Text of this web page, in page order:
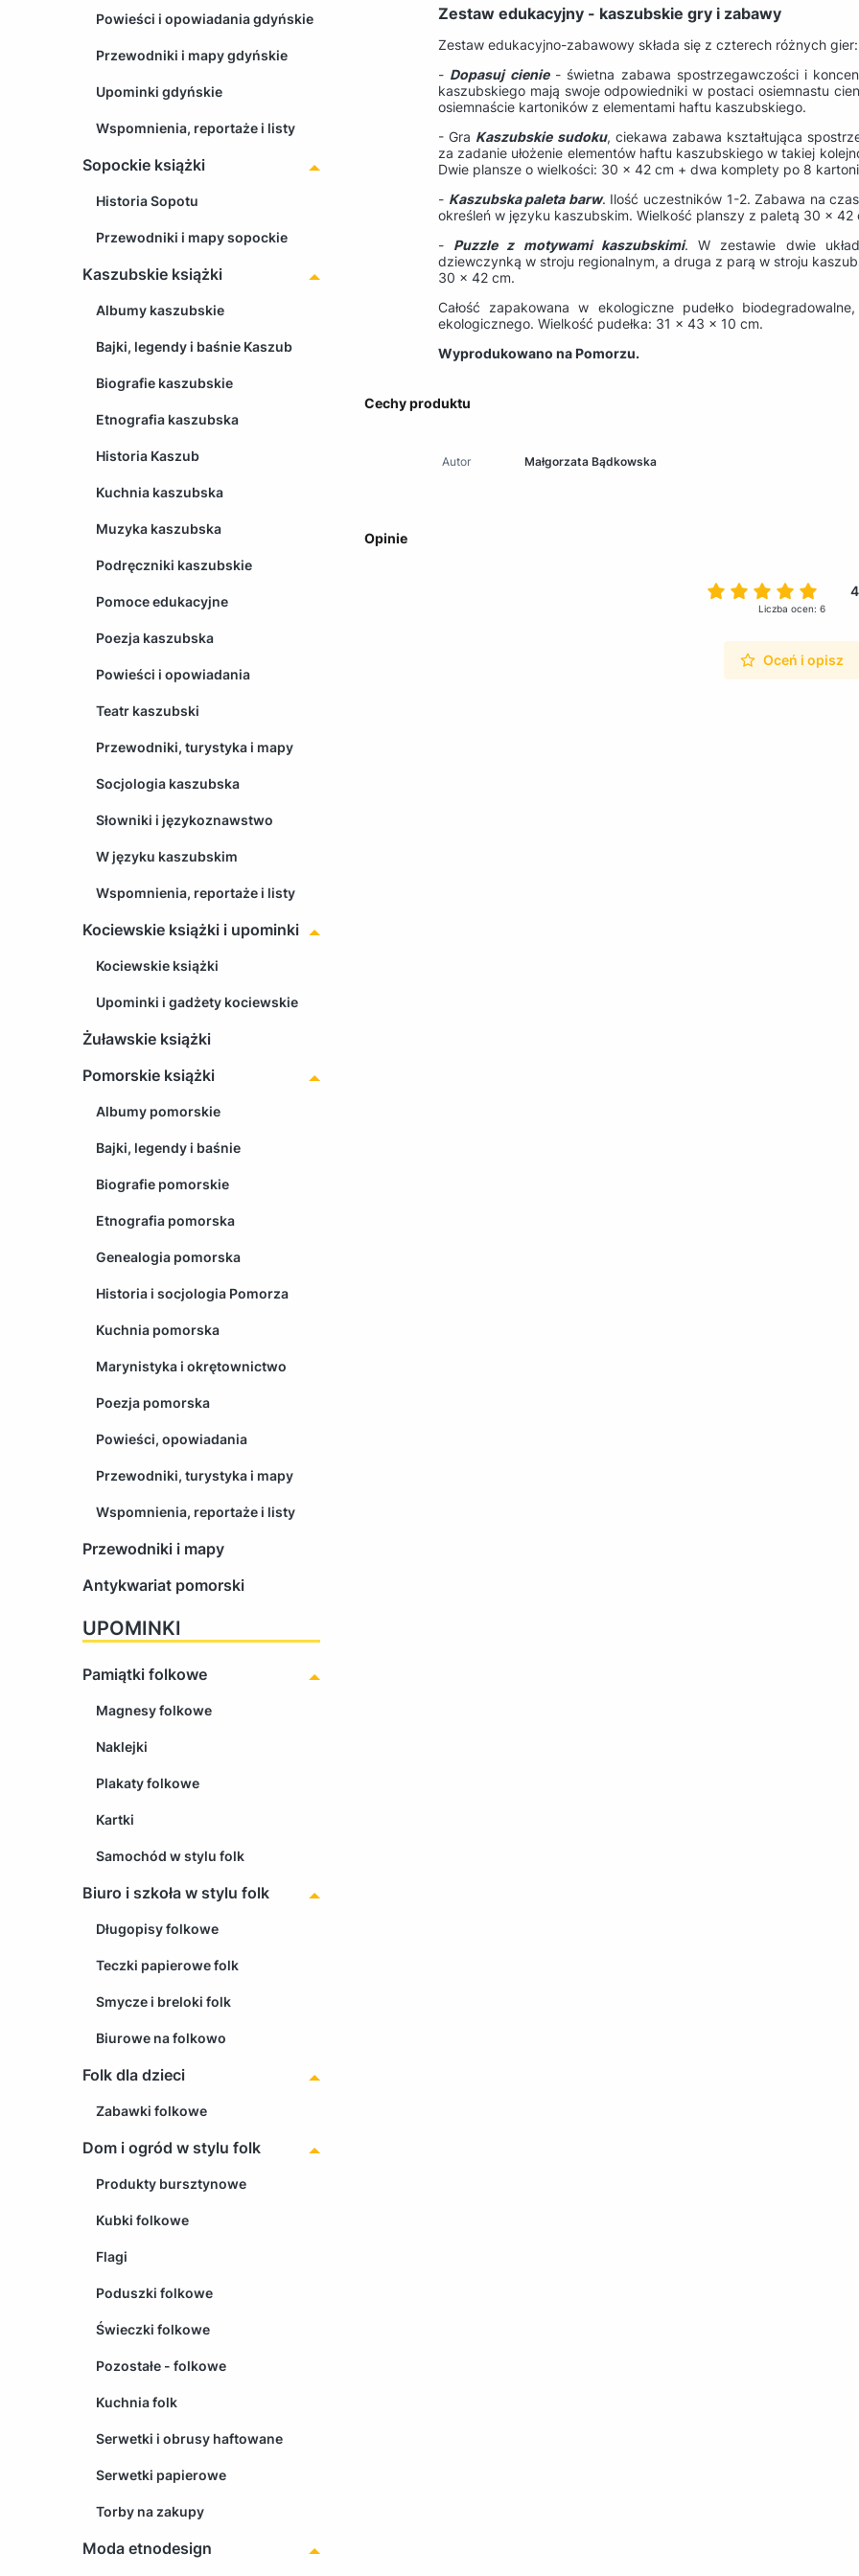
Powieści i opowiadania gdyńskie
Przewodniki i mapy gdyńskie
Upominki gdyńskie
Wspomnienia, reportaże i listy
Sopockie książki
Historia Sopotu
Przewodniki i mapy sopockie
Kaszubskie książki
Albumy kaszubskie
Bajki, legendy i baśnie Kaszub
Biografie kaszubskie
Etnografia kaszubska
Historia Kaszub
Kuchnia kaszubska
Muzyka kaszubska
Podręczniki kaszubskie
Pomoce edukacyjne
Poezja kaszubska
Powieści i opowiadania
Teatr kaszubski
Przewodniki, turystyka i mapy
Socjologia kaszubska
Słowniki i językoznawstwo
W języku kaszubskim
Wspomnienia, reportaże i listy
Kociewskie książki i upominki
Kociewskie książki
Upominki i gadżety kociewskie
Żuławskie książki
Pomorskie książki
Albumy pomorskie
Bajki, legendy i baśnie
Biografie pomorskie
Etnografia pomorska
Genealogia pomorska
Historia i socjologia Pomorza
Kuchnia pomorska
Marynistyka i okrętownictwo
Poezja pomorska
Powieści, opowiadania
Przewodniki, turystyka i mapy
Wspomnienia, reportaże i listy
Przewodniki i mapy
Antykwariat pomorski
UPOMINKI
Pamiątki folkowe
Magnesy folkowe
Naklejki
Plakaty folkowe
Kartki
Samochód w stylu folk
Biuro i szkoła w stylu folk
Długopisy folkowe
Teczki papierowe folk
Smycze i breloki folk
Biurowe na folkowo
Folk dla dzieci
Zabawki folkowe
Dom i ogród w stylu folk
Produkty bursztynowe
Kubki folkowe
Flagi
Poduszki folkowe
Świeczki folkowe
Pozostałe - folkowe
Kuchnia folk
Serwetki i obrusy haftowane
Serwetki papierowe
Torby na zakupy
Moda etnodesign
Zestaw edukacyjny - kaszubskie gry i zabawy
Zestaw edukacyjno-zabawowy składa się z czterech różnych gier:
- Dopasuj cienie- świetna zabawa spostrzegawczości i
kaszubskiego mają swoje odpowiedniki w postaci osiemnastu
osiemnaście kartoników z elementami haftu kaszubskiego.
- Gra Kaszubskiesudoku, ciekawa zabawa kształtująca
za zadanie ułożenie elementów haftu kaszubskiego w takiej
Dwie plansze o wielkości: 30 x 42 cm + dwa komplety po 8
- Kaszubska paleta barw. Ilość uczestników 1-2. Zabawa na
określeń w języku kaszubskim. Wielkość planszy z paletą 30 x
- Puzzle z motywami kaszubskimi. W zestawie dwie
dziewczynką w stroju regionalnym, a druga z parą w stroju
30 x 42 cm.
Całość zapakowana w ekologiczne pudełko
ekologicznego. Wielkość pudełka: 31 x 43 x 10 cm.
Wyprodukowano na Pomorzu.
Cechy produktu
Autor Małgorzata Bądkowska
Opinie
Liczba ocen: 6
Oceń i opisz